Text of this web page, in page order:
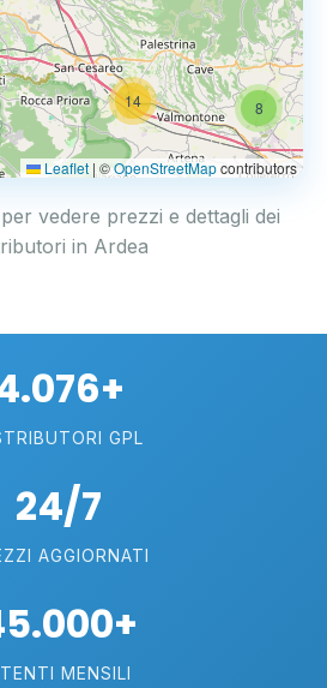
8
14
Leaflet | ©OpenStreetMapcontributors
vedere prezzi e dettagli dei
in Ardea
GPL
24/7
AGGIORNATI
MENSILI